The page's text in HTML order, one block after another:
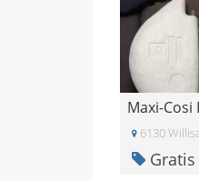
6130
Gratis